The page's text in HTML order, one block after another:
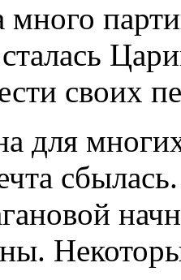
много
своих
для